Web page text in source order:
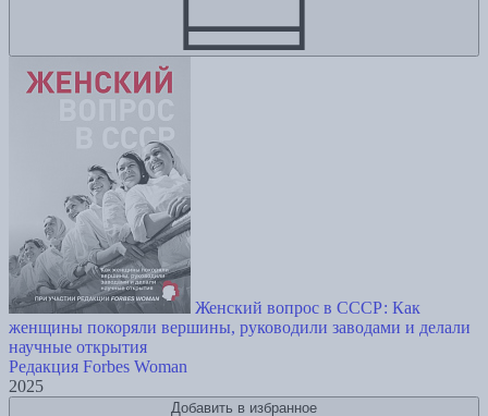
Женский вопрос в СССР: Как
женщины покоряли вершины, руководили заводами и делали
научные открытия
Редакция Forbes Woman
2025
Добавить в избранное